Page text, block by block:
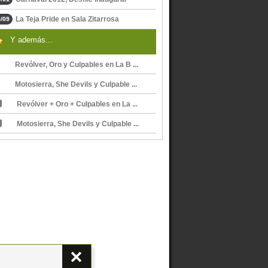
09 La Teja Pride en Sala Zitarrosa
Y además...
Revólver, Oro y Culpables en La B ...
Motosierra, She Devils y Culpable ...
Revólver + Oro + Culpables en La ...
Motosierra, She Devils y Culpable ...